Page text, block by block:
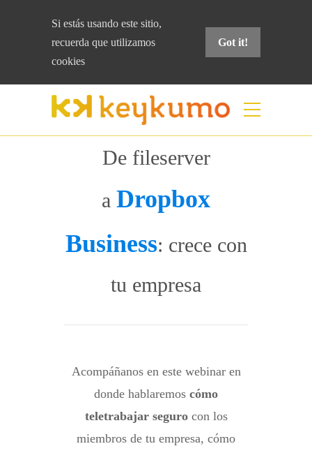
Si estás usando este sitio,
recuerda que utilizamos
cookies
Got it!
De fileserver
a Dropbox
Business: crece con
tu empresa
Acompáñanos en este webinar en
donde hablaremos cómo
teletrabajar seguro con los
miembros de tu empresa, cómo